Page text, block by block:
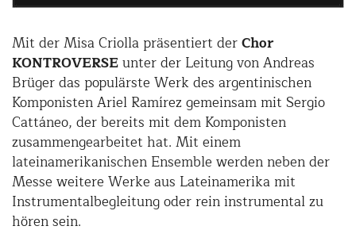
Mit der Misa Criolla präsentiert derChor
KONTROVERSEunter der Leitung von Andreas
Brüger das populärste Werk des argentinischen
Komponisten Ariel Ramírez gemeinsam mit Sergio
Cattáneo, der bereits mit dem Komponisten
zusammengearbeitet hat. Mit einem
lateinamerikanischen Ensemble werden neben der
Messe weitere Werke aus Lateinamerika mit
Instrumentalbegleitung oder rein instrumental zu
hören sein.